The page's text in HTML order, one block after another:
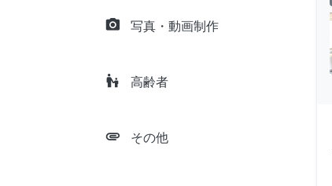
camera_alt 写真・動画制作
escalator_warning 高齢者
attachment その他